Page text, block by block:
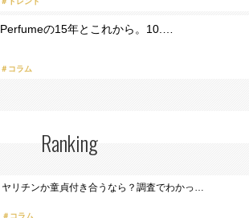
Perfumeの15年とこれから。10.…
＃コラム
Ranking
ヤリチンか童貞付き合うなら？調査でわかっ…
コラム